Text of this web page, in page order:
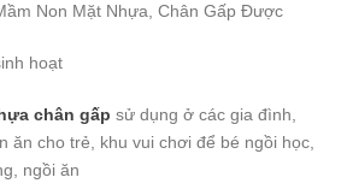
Non Mặt Nhựa, Chân Gấp Được
hoạt
chân gấp sử dụng ở các gia đình,
ăn cho trẻ, khu vui chơi để bé ngồi học,
ngồi ăn